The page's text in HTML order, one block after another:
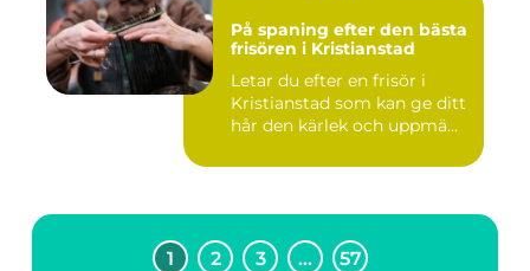
På spaning efter den bästa
frisören i Kristianstad
Letar du efter en frisör i
Kristianstad som kan ge ditt
hår den kärlek och uppmä...
1 2 3 … 57